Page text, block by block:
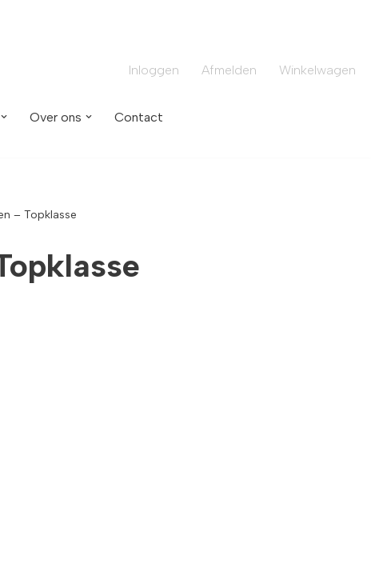
Inloggen Afmelden Winkelwagen
Over ons Contact
– Topklasse